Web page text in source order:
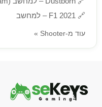
🔗 F1 2021 – למחשב
עוד מ-Shooter »